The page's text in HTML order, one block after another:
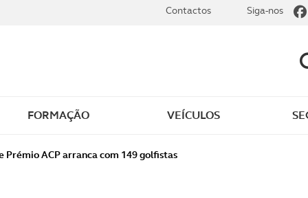
FORMAÇÃO VEÍCULOS
Contactos Siga-nos
Prémio ACP arranca com 149 golfistas